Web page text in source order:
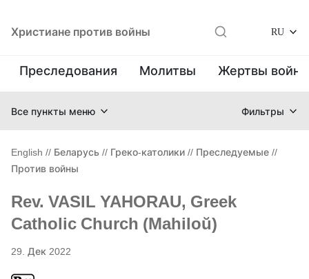
Христиане против войны RU
Преследования Молитвы Жертвы
Все пункты меню Фильтры
English // Беларусь // Греко-католики // Преследуемые //
Против войны
Rev. VASIL YAHORAU, Greek
Catholic Church (Mahiloŭ)
29. Дек 2022